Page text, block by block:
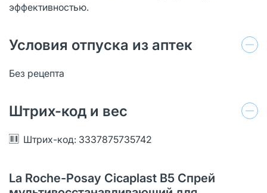
эффективностью.
Условия отпуска из аптек
Без рецепта
Штрих-код и вес
Штрих-код: 3337875735742
La Roche-Posay Cicaplast B5 Спрей